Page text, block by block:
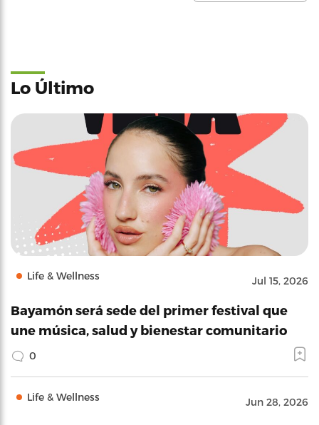
Lo Último
Life & Wellness Jul 15, 2026
Bayamón será sede del primer festival que
une música, salud y bienestar comunitario
0
Life & Wellness Jun 28, 2026